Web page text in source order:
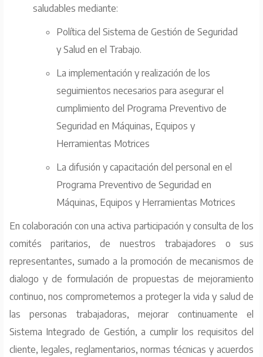
saludables mediante:
Política del Sistema de Gestión de Seguridad
y Salud en el Trabajo.
La implementación y realización de los
seguimientos necesarios para asegurar el
cumplimiento del Programa Preventivo de
Seguridad en Máquinas, Equipos y
Herramientas Motrices
La difusión y capacitación del personal en el
Programa Preventivo de Seguridad en
Máquinas, Equipos y Herramientas Motrices
En colaboración con una activa participación y consulta de los
comités paritarios, de nuestros trabajadores o sus
representantes, sumado a la promoción de mecanismos de
dialogo y de formulación de propuestas de mejoramiento
continuo, nos comprometemos a proteger la vida y salud de
las personas trabajadoras, mejorar continuamente el
Sistema Integrado de Gestión, a cumplir los requisitos del
cliente, legales, reglamentarios, normas técnicas y acuerdos